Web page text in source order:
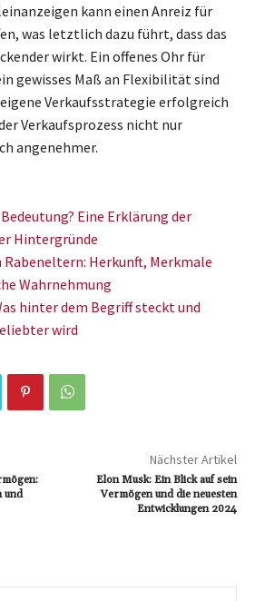
kann einen Anreiz für
was letztlich dazu führt, dass das
wirkt. Ein offenes Ohr für
gewisses Maß an Flexibilität sind
Verkaufsstrategie erfolgreich
Verkaufsprozess nicht nur
angenehmer.
Eine Erklärung der
Hintergründe
Rabeneltern: Herkunft, Merkmale
Wahrnehmung
hinter dem Begriff steckt und
wird
und
Nächster Artikel
Elon Musk: Ein Blick auf sein
Vermögen und die neuesten
Entwicklungen 2024